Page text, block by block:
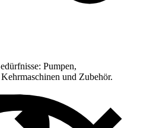
Pumpen,
und Zubehör.